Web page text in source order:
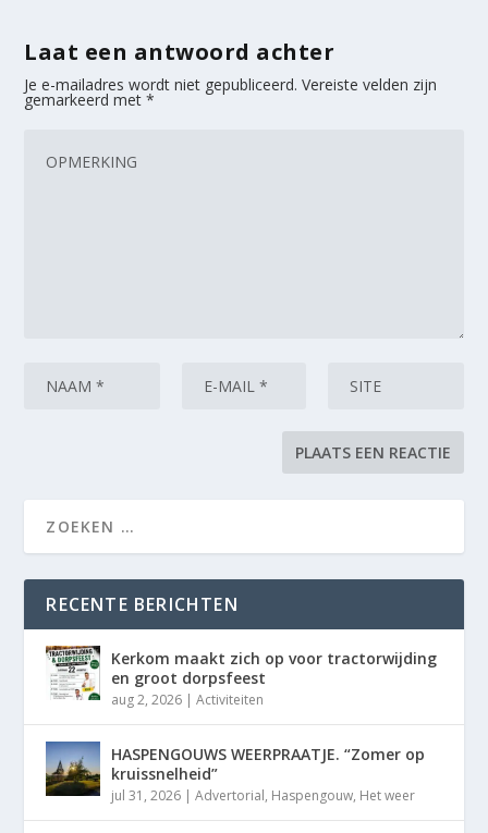
Laat een antwoord achter
Je e-mailadres wordt niet gepubliceerd. Vereiste velden zijn
gemarkeerd met*
RECENTE BERICHTEN
Kerkom maakt zich op voor tractorwijding
en groot dorpsfeest
aug 2, 2026 |Activiteiten
HASPENGOUWS WEERPRAATJE. “Zomer op
kruissnelheid”
jul 31, 2026 |Advertorial, Haspengouw, Het weer